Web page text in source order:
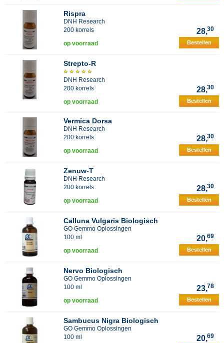
Rispra
DNH Research
200 korrels
28,30
op voorraad Bestellen
Strepto-R
DNH Research
200 korrels
28,30
op voorraad Bestellen
Vermica Dorsa
DNH Research
200 korrels
28,30
op voorraad Bestellen
Zenuw-T
DNH Research
200 korrels
28,30
op voorraad Bestellen
Calluna Vulgaris Biologisch
GO Gemmo Oplossingen
100 ml
20,69
op voorraad Bestellen
Nervo Biologisch
GO Gemmo Oplossingen
100 ml
23,78
op voorraad Bestellen
Sambucus Nigra Biologisch
GO Gemmo Oplossingen
100 ml
20,69